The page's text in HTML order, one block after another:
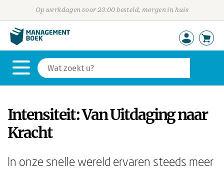
Op werkdagen voor 23:00 besteld, morgen in huis
Intensiteit: Van Uitdaging naar
Kracht
In onze snelle wereld ervaren steeds meer